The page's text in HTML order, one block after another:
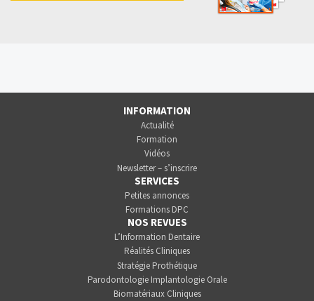
INFORMATION
Actualité
Formation
Vidéos
Newsletter – s’inscrire
SERVICES
Petites annonces
Formations DPC
NOS REVUES
L’Information Dentaire
Réalités Cliniques
Stratégie Prothétique
Parodontologie Implantologie Orale
Biomatériaux Cliniques